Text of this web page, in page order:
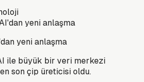
yeni anlaşma
ile büyük bir veri merkezi
son çip üreticisi oldu.